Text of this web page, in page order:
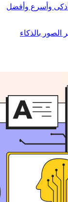
وأسرع وأفضل
الصور بالذكاء